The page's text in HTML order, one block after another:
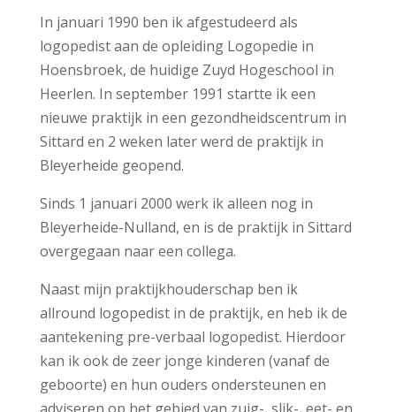
In januari 1990 ben ik afgestudeerd als
logopedist aan de opleiding Logopedie in
Hoensbroek, de huidige Zuyd Hogeschool in
Heerlen. In september 1991 startte ik een
nieuwe praktijk in een gezondheidscentrum in
Sittard en 2 weken later werd de praktijk in
Bleyerheide geopend.
Sinds 1 januari 2000 werk ik alleen nog in
Bleyerheide-Nulland, en is de praktijk in Sittard
overgegaan naar een collega.
Naast mijn praktijkhouderschap ben ik
allround logopedist in de praktijk, en heb ik de
aantekening pre-verbaal logopedist. Hierdoor
kan ik ook de zeer jonge kinderen (vanaf de
geboorte) en hun ouders ondersteunen en